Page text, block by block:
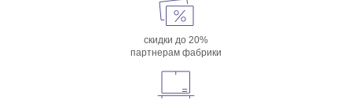
скидки до 20%
партнерам фабрики